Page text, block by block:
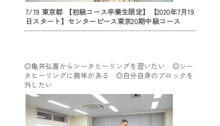
7/19 東京都 【初級コース卒業生限定】【2020年7月19
日スタート】センターピース東京20期中級コース
◎亀井弘喜からシータヒーリングを習いたい ◎シー
タヒーリングに興味がある ◎自分自身のブロックを
外したい